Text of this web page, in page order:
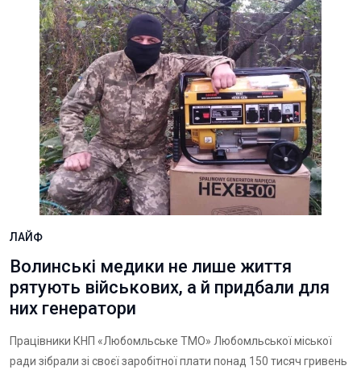
ЛАЙФ
Волинські медики не лише життя
рятують військових, а й придбали для
них генератори
Працівники КНП «Любомльське ТМО» Любомльської міської
ради зібрали зі своєї заробітної плати понад 150 тисяч гривень